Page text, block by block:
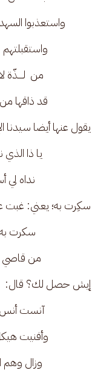
واستعذبوا السهد
من
قد ذاقها
يقول عنها أيضا سيدنا
يا ذا
نداه لي
سكِرت به؛ يعني: غبت
سكرت
من قاصي
إيش حصل لك؟ قال:
آنست أنس
وأفنيت
وزال